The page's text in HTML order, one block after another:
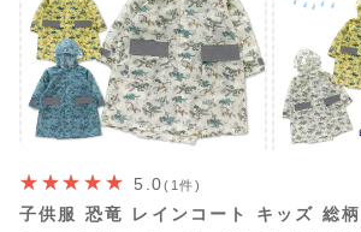
5.0(1件)
子供服 恐竜 レインコート キッズ 総